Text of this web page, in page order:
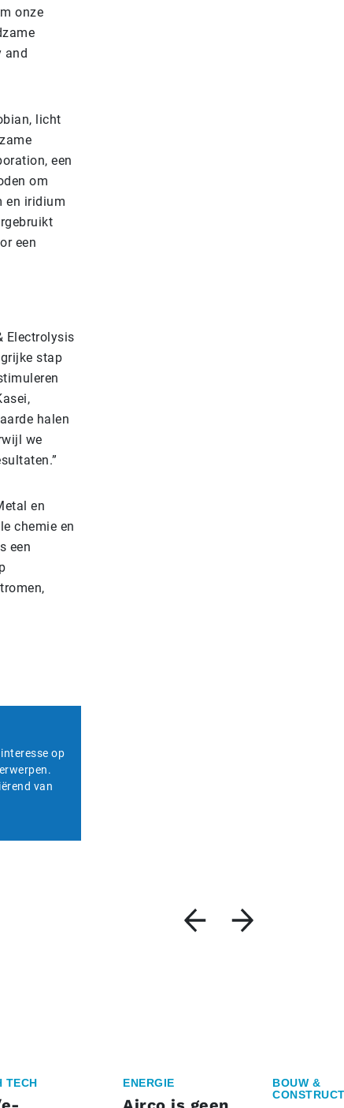
onze
and
licht
een
om
en iridium
een
Electrolysis
stap
halen
we
en
chemie en
een
op
van
TECH ENERGIE
BOUW &